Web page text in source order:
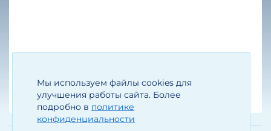
Мы используем файлы cookies для
улучшения работы сайта. Более
подробно в политике
конфиденциальности
Егизарян И.А.
Генеральный директор